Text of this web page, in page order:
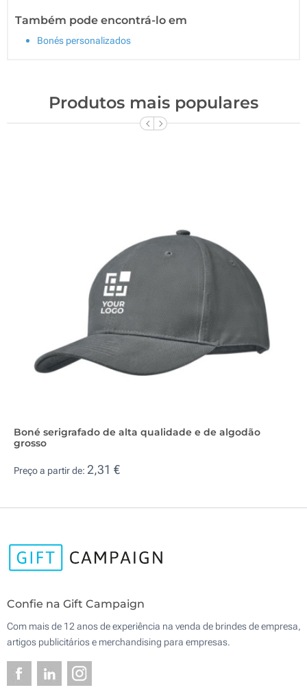
Também pode encontrá-lo em
Bonés personalizados
Produtos mais populares
Boné serigrafado de alta qualidade e de algodão
grosso
Preço a partir de: 2,31 €
Confie na Gift Campaign
Com mais de 12 anos de experiência na venda de brindes de empresa,
artigos publicitários e merchandising para empresas.